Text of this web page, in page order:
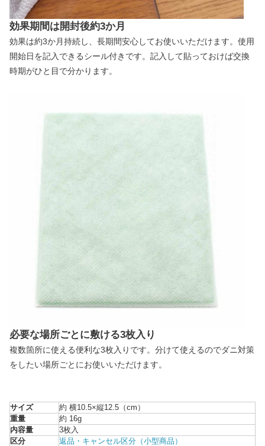
効果期間は開封後約3か月
効果は約3か月持続し、長期間安心してお使いいただけます。使用
開始日を記入できるシール付きです。記入して貼っておけば交換
時期がひと目で分かります。
必要な場所ごとに敷ける3枚入り
複数箇所に使える便利な3枚入りです。分けて使えるのでダニ対策
をしたい場所ごとにお使いいただけます。
サイズ
約 横10.5×縦12.5（cm）
重量
約 16g
内容量
3枚入
区分
返品・キャンセル区分（小型商品）